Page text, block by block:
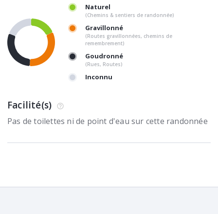
Naturel
(Chemins & sentiers de randonnée)
Gravillonné
(Routes gravillonnées, chemins de
remembrement)
Goudronné
(Rues, Routes)
Inconnu
Facilité(s)
Pas de toilettes ni de point d'eau sur cette randonnée